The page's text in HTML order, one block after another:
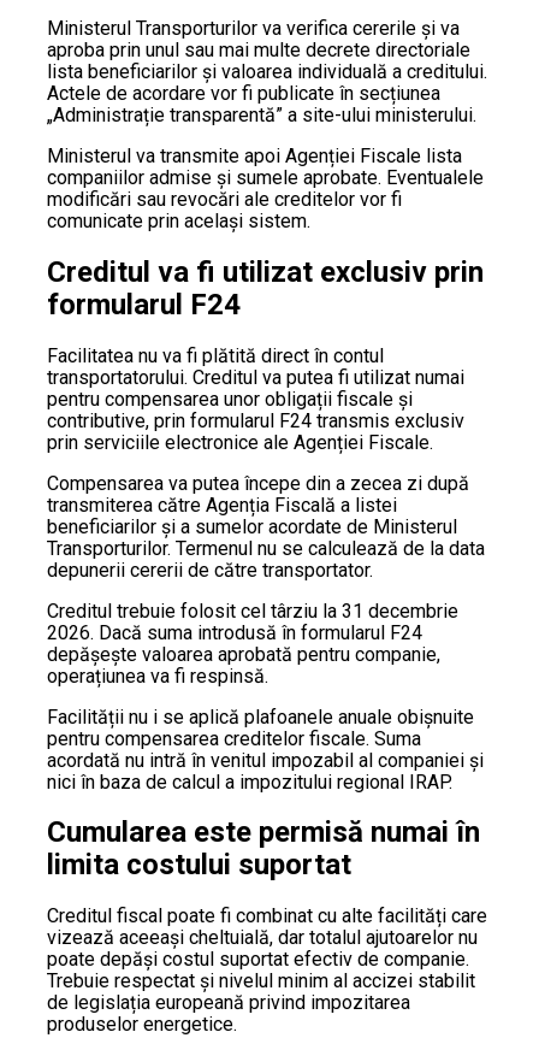
Ministerul Transporturilor va verifica cererile și va
aproba prin unul sau mai multe decrete directoriale
lista beneficiarilor și valoarea individuală a creditului.
Actele de acordare vor fi publicate în secțiunea
„Administrație transparentă” a site-ului ministerului.
Ministerul va transmite apoi Agenției Fiscale lista
companiilor admise și sumele aprobate. Eventualele
modificări sau revocări ale creditelor vor fi
comunicate prin același sistem.
Creditul va fi utilizat exclusiv prin
formularul F24
Facilitatea nu va fi plătită direct în contul
transportatorului. Creditul va putea fi utilizat numai
pentru compensarea unor obligații fiscale și
contributive, prin formularul F24 transmis exclusiv
prin serviciile electronice ale Agenției Fiscale.
Compensarea va putea începe din a zecea zi după
transmiterea către Agenția Fiscală a listei
beneficiarilor și a sumelor acordate de Ministerul
Transporturilor. Termenul nu se calculează de la data
depunerii cererii de către transportator.
Creditul trebuie folosit cel târziu la 31 decembrie
2026. Dacă suma introdusă în formularul F24
depășește valoarea aprobată pentru companie,
operațiunea va fi respinsă.
Facilității nu i se aplică plafoanele anuale obișnuite
pentru compensarea creditelor fiscale. Suma
acordată nu intră în venitul impozabil al companiei și
nici în baza de calcul a impozitului regional IRAP.
Cumularea este permisă numai în
limita costului suportat
Creditul fiscal poate fi combinat cu alte facilități care
vizează aceeași cheltuială, dar totalul ajutoarelor nu
poate depăși costul suportat efectiv de companie.
Trebuie respectat și nivelul minim al accizei stabilit
de legislația europeană privind impozitarea
produselor energetice.